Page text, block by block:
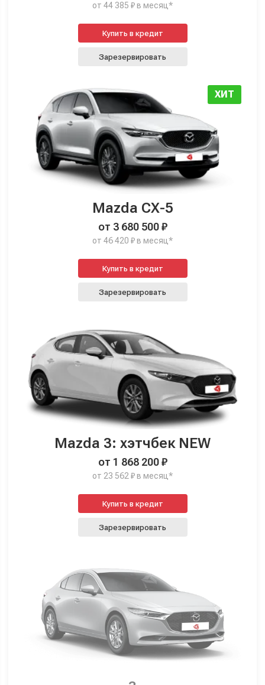
от 44 385 ₽ в месяц*
Купить в кредит
Зарезервировать
ХИТ
Mazda CX-5
от 3 680 500 ₽
от 46 420 ₽ в месяц*
Купить в кредит
Зарезервировать
Mazda 3: хэтчбек NEW
от 1 868 200 ₽
от 23 562 ₽ в месяц*
Купить в кредит
Зарезервировать